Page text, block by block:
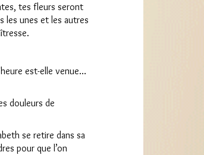
tes fleurs seront
les unes et les autres
est-elle venue…
douleurs de
se retire dans sa
pour que l’on